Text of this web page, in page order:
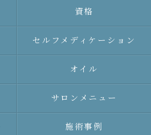
資格
セルフメディケーション
オイル
サロンメニュー
施術事例